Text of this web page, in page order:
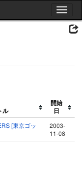
Toggle
ル
開始
日
[東京ゴッ
2003-
11-08